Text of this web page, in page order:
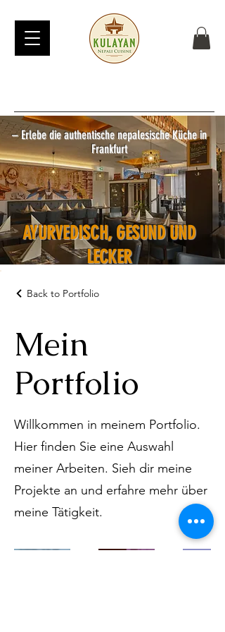
– Erlebe die authentische nepalesische Küche in
Frankfurt
AYURVEDISCH, GESUND UND
LECKER
Back to Portfolio
Mein
Portfolio
Willkommen in meinem Portfolio.
Hier finden Sie eine Auswahl
meiner Arbeiten. Sieh dir meine
Projekte an und erfahre mehr über
meine Tätigkeit.